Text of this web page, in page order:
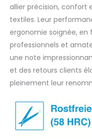
allier précision, confort
textiles. Leur
ergonomie soignée, en
professionnels et
une note
et des retours clients
pleinement leur